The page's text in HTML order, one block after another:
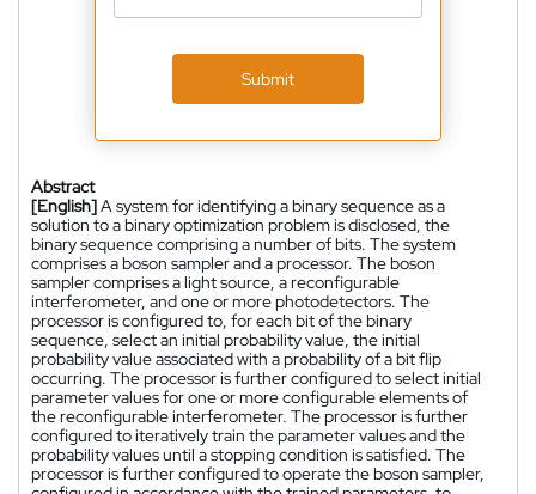
Submit
Abstract
[English]A system for identifying a binary sequence as a
solution to a binary optimization problem is disclosed, the
binary sequence comprising a number of bits. The system
comprises a boson sampler and a processor. The boson
sampler comprises a light source, a reconfigurable
interferometer, and one or more photodetectors. The
processor is configured to, for each bit of the binary
sequence, select an initial probability value, the initial
probability value associated with a probability of a bit flip
occurring. The processor is further configured to select initial
parameter values for one or more configurable elements of
the reconfigurable interferometer. The processor is further
configured to iteratively train the parameter values and the
probability values until a stopping condition is satisfied. The
processor is further configured to operate the boson sampler,